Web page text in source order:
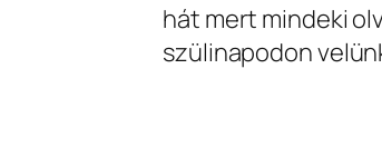
hát mert mindeki
szülinapodon